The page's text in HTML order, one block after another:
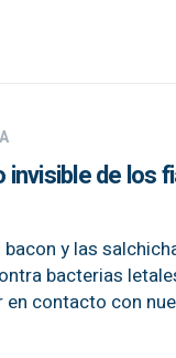
de los
y las
bacterias
en contacto con